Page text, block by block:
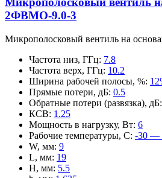
2ФВМO-9.0-3
Микрополосковый вентиль на
Частота низ, ГГц: 7.8
Частота верх, ГГц: 10.2
Ширина рабочей полосы, %:
Прямые потери, дБ: 0.5
Обратные потери (развязка), дБ:
КСВ: 1.25
Мощность в нагрузку, Вт: 6
Рабочие температуры, С: -30 —
W, мм: 9
L, мм: 19
H, мм: 5.5